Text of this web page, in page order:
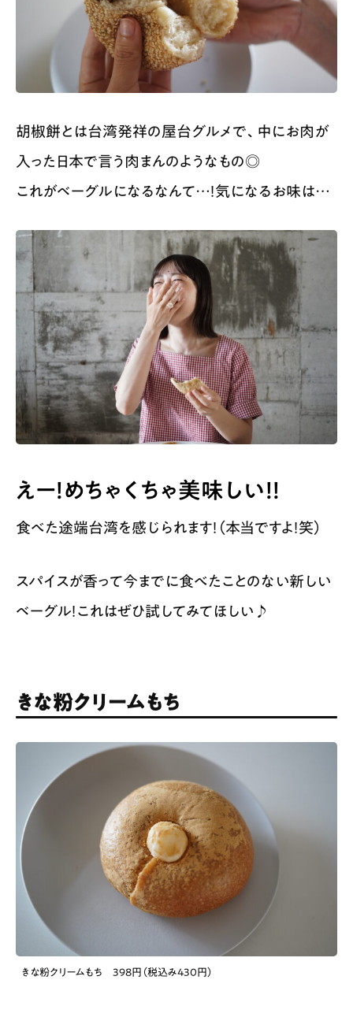
胡椒餅とは台湾発祥の屋台グルメで、中にお肉が
入った日本で言う肉まんのようなもの◎
これがベーグルになるなんて…！気になるお味は…
えー！めちゃくちゃ美味しい！！
食べた途端台湾を感じられます！（本当ですよ！笑）
スパイスが香って今までに食べたことのない新しい
ベーグル！これはぜひ試してみてほしい♪
きな粉クリームもち
きな粉クリームもち 398円（税込み430円）